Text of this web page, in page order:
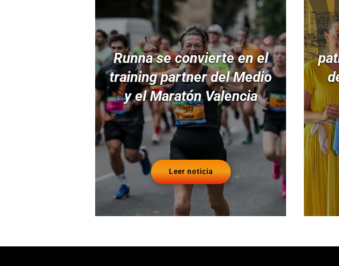
Runna se convierte en el
training partner del Medio
y el Maratón Valencia
Leer noticia